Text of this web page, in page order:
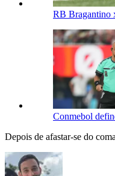
RB Bragantino
Conmebol
Depois de afastar-se do